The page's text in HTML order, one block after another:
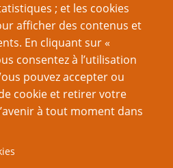
; et les cookies
afficher des contenus et
En cliquant sur «
consentez à l’utilisation
pouvez accepter ou
cookie et retirer votre
à tout moment dans